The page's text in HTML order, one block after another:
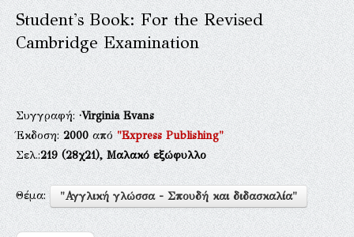
Student's Book: For the Revised
Cambridge Examination
Συγγραφή:·Virginia Evans
Έκδοση:2000από"Express Publishing"
Σελ.:219(28χ21), Μαλακό εξώφυλλο
Θέμα: "Αγγλική γλώσσα - Σπουδή και διδασκαλία"